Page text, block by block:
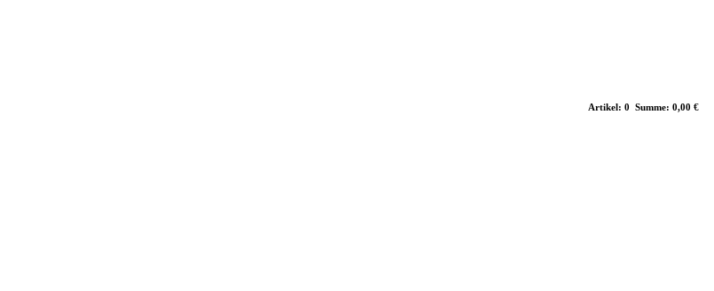
Artikel: 0 Summe: 0,00 €